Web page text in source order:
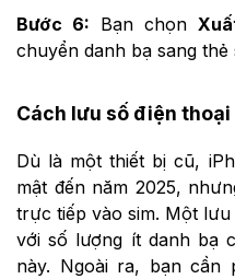
Bước 6: Bạn chọn
chuyển danh bạ sang thẻ
Cách lưu số điện
Dù là một thiết bị cũ,
mật đến năm 2025,
trực tiếp vào sim. Một
với số lượng ít danh bạ
này. Ngoài ra, bạn cần